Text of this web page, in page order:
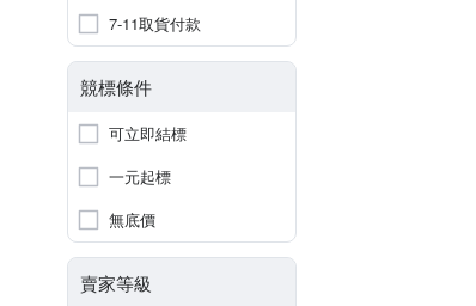
7-11取貨付款
競標條件
可立即結標
一元起標
無底價
賣家等級